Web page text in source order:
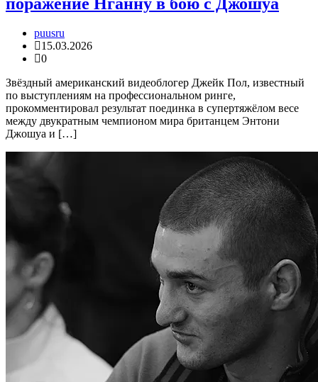
puusru
15.03.2026
0
Звёздный американский видеоблогер Джейк Пол, известный
по выступлениям на профессиональном ринге,
прокомментировал результат поединка в супертяжёлом весе
между двукратным чемпионом мира британцем Энтони
Джошуа и […]